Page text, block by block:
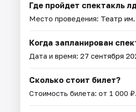
Где пройдет спектакль
Место проведения: Театр
Когда запланирован
Дата и время: 27 сентября
Сколько стоит билет?
Стоимость билета: от 1 000 ₽.